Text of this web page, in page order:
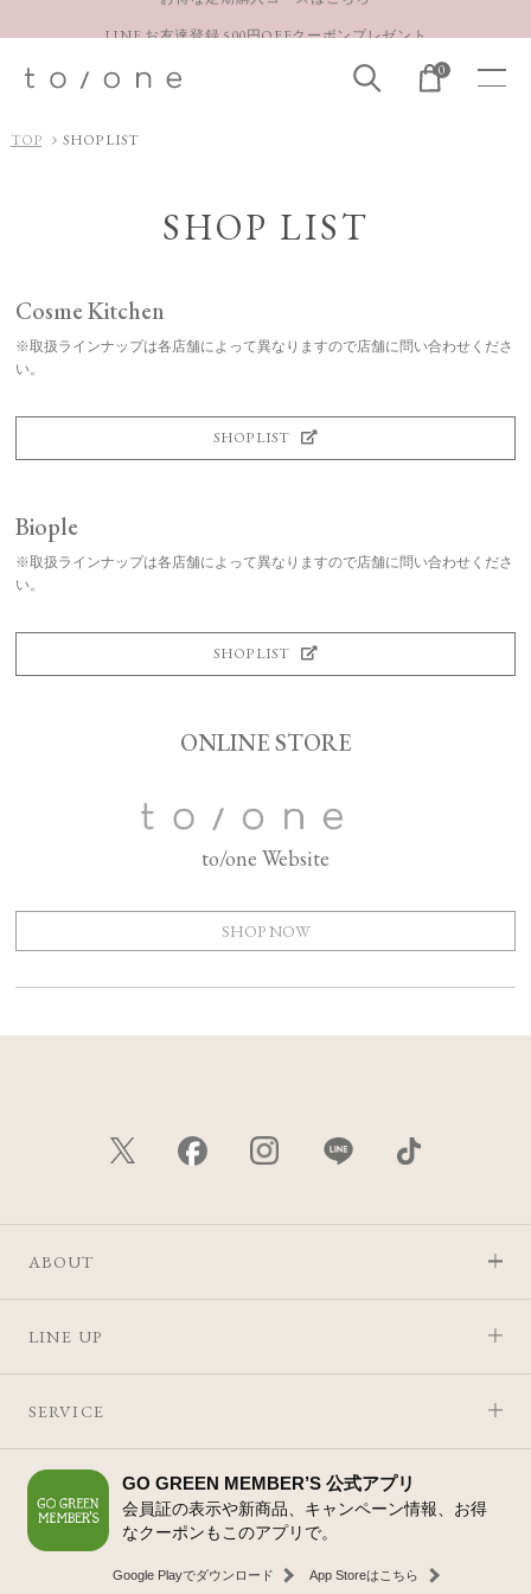
LINE お友達登録 500円OFFクーポンプレゼント
【重要】お盆期間中のお問い合わせと商品配送に関しまして
LINE お友達登録 500円OFFクーポンプレゼント
0
TOP SHOP LIST
SHOP LIST
Cosme Kitchen
※取扱ラインナップは各店舗によって異なりますので店舗に問い合わせくださ
い。
SHOP LIST
Biople
※取扱ラインナップは各店舗によって異なりますので店舗に問い合わせくださ
い。
SHOP LIST
ONLINE STORE
to/one Website
SHOP NOW
ABOUT
LINE UP
SERVICE
GO GREEN MEMBER’S 公式アプリ
会員証の表示や新商品、キャンペーン情報、お得
なクーポンもこのアプリで。
Google Playでダウンロード App Storeはこちら